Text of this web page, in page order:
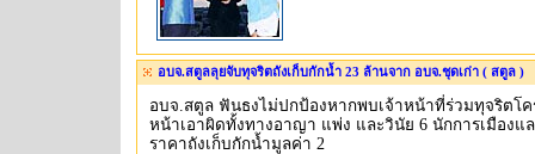
อบจ.สตูลลุยจับทุจริตถังเก็บกักน้ำ 23 ล้านจาก อบจ.ชุดเก่า ( สตูล )
อบจ.สตูล ฟันธงไม่ปกป้องหากพบเจ้าหน้าที่ร่วมทุจริตโค
หน้าเอาผิดทั้งทางอาญา แพ่ง และวินัย 6 นักการเมืองแ
ราคาถังเก็บกักน้ำมูลค่า 2